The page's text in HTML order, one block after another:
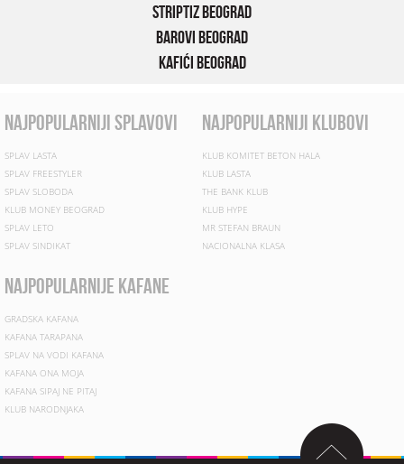
Striptiz Beograd
Barovi Beograd
Kafići Beograd
najpopularniji splavovi
SPLAV LASTA
SPLAV FREESTYLER
SPLAV SLOBODA
KLUB MONEY BEOGRAD
SPLAV LETO
SPLAV SINDIKAT
najpopularniji klubovi
KLUB KOMITET BETON HALA
KLUB LASTA
THE BANK KLUB
KLUB HYPE
MR STEFAN BRAUN
NACIONALNA KLASA
najpopularnije kafane
GRADSKA KAFANA
KAFANA TARAPANA
SPLAV NA VODI KAFANA
KAFANA ONA MOJA
KAFANA SIPAJ NE PITAJ
KLUB NARODNJAKA